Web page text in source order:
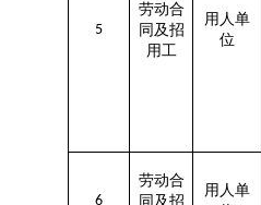
5
劳动合
同及招
用工
用人单
位
6
劳动合
同及招
用人单